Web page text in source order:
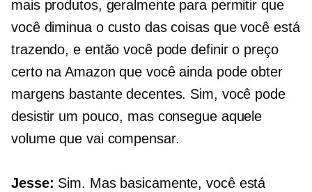
mais produtos, geralmente para permitir que
você diminua o custo das coisas que você está
trazendo, e então você pode definir o preço
certo na Amazon que você ainda pode obter
margens bastante decentes. Sim, você pode
desistir um pouco, mas consegue aquele
volume que vai compensar.
Jesse: Sim. Mas basicamente, você está